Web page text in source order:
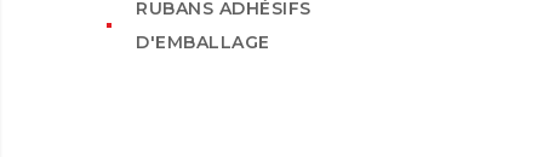
RUBANS ADHÉSIFS
D'EMBALLAGE